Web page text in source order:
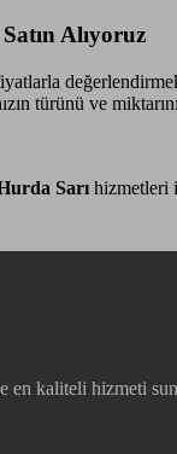
Alıyoruz
türünü ve
Sarı hizmetleri
kaliteli hizmeti